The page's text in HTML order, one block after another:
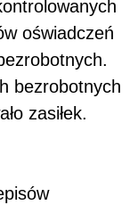
oświadczeń
bezrobotnych
zasiłek.